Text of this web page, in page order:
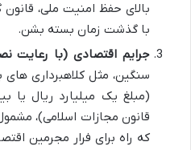
بالای حفظ امنیت ملی، قانون
با گذشت زمان بسته بشن.
جرایم اقتصادی (با رعایت
سنگین، مثل کلاهبرداری های
قانون مجازات اسلامی)،
که راه برای فرار مجرمین